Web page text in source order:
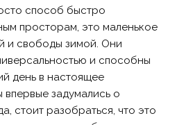
способ быстро
просторам, это маленькое
и свободы зимой. Они
и способны
день в настоящее
впервые задумались о
стоит разобраться, что это